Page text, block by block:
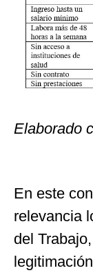
Elaborado
En este
relevancia
del